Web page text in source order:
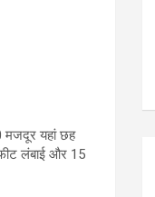
मजदूर यहां छह
लंबाई और 15